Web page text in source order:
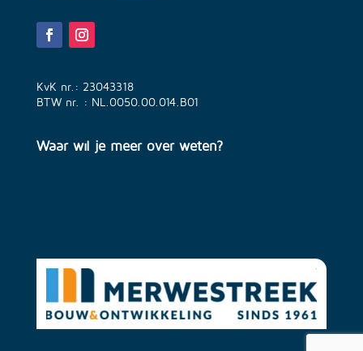
KvK nr.: 23043318
BTW nr. : NL.0050.00.014.B01
Waar wil je meer over weten?